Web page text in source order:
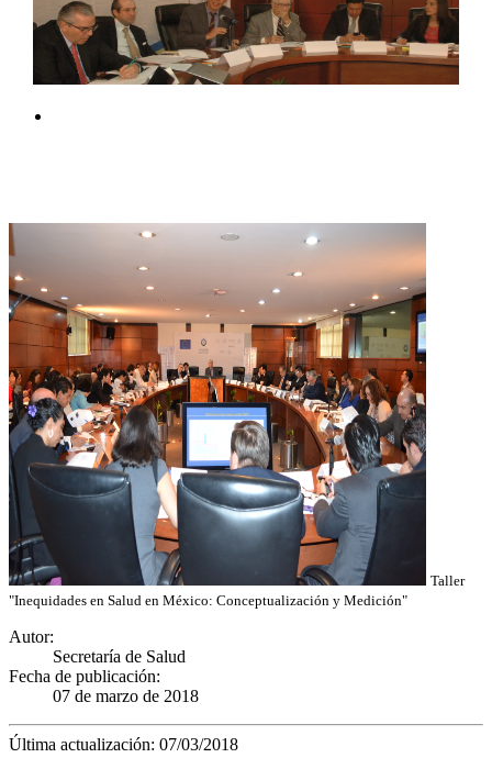
Taller
"Inequidades en Salud en México: Conceptualización y Medición"
Autor:
Secretaría de Salud
Fecha de publicación:
07 de marzo de 2018
Última actualización: 07/03/2018